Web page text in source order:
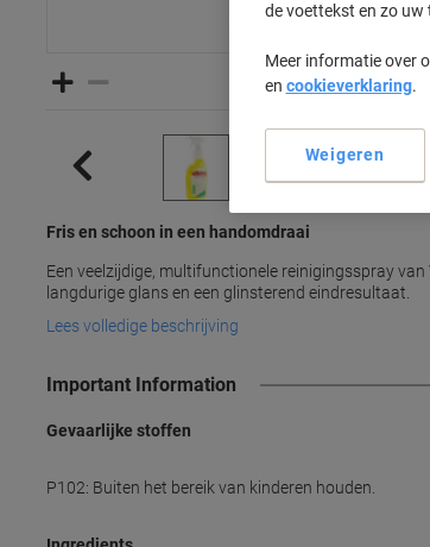
Fris en schoon in een handomdraai
Een veelzijdige, multifunctionele reinigingsspray van
langdurige glans en een glinsterend eindresultaat.
Lees volledige beschrijving
Important Information
Gevaarlijke stoffen
P102: Buiten het bereik van kinderen houden.
de voettekst en zo
Meer informatie over
en cookieverklaring.
Weigeren